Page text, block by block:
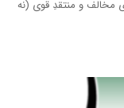
مخالف و منتقدِ قوی (نه